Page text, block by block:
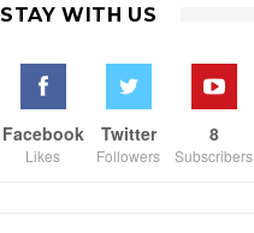
STAY WITH US
Facebook
Likes
Twitter
Followers
8
Subscribers